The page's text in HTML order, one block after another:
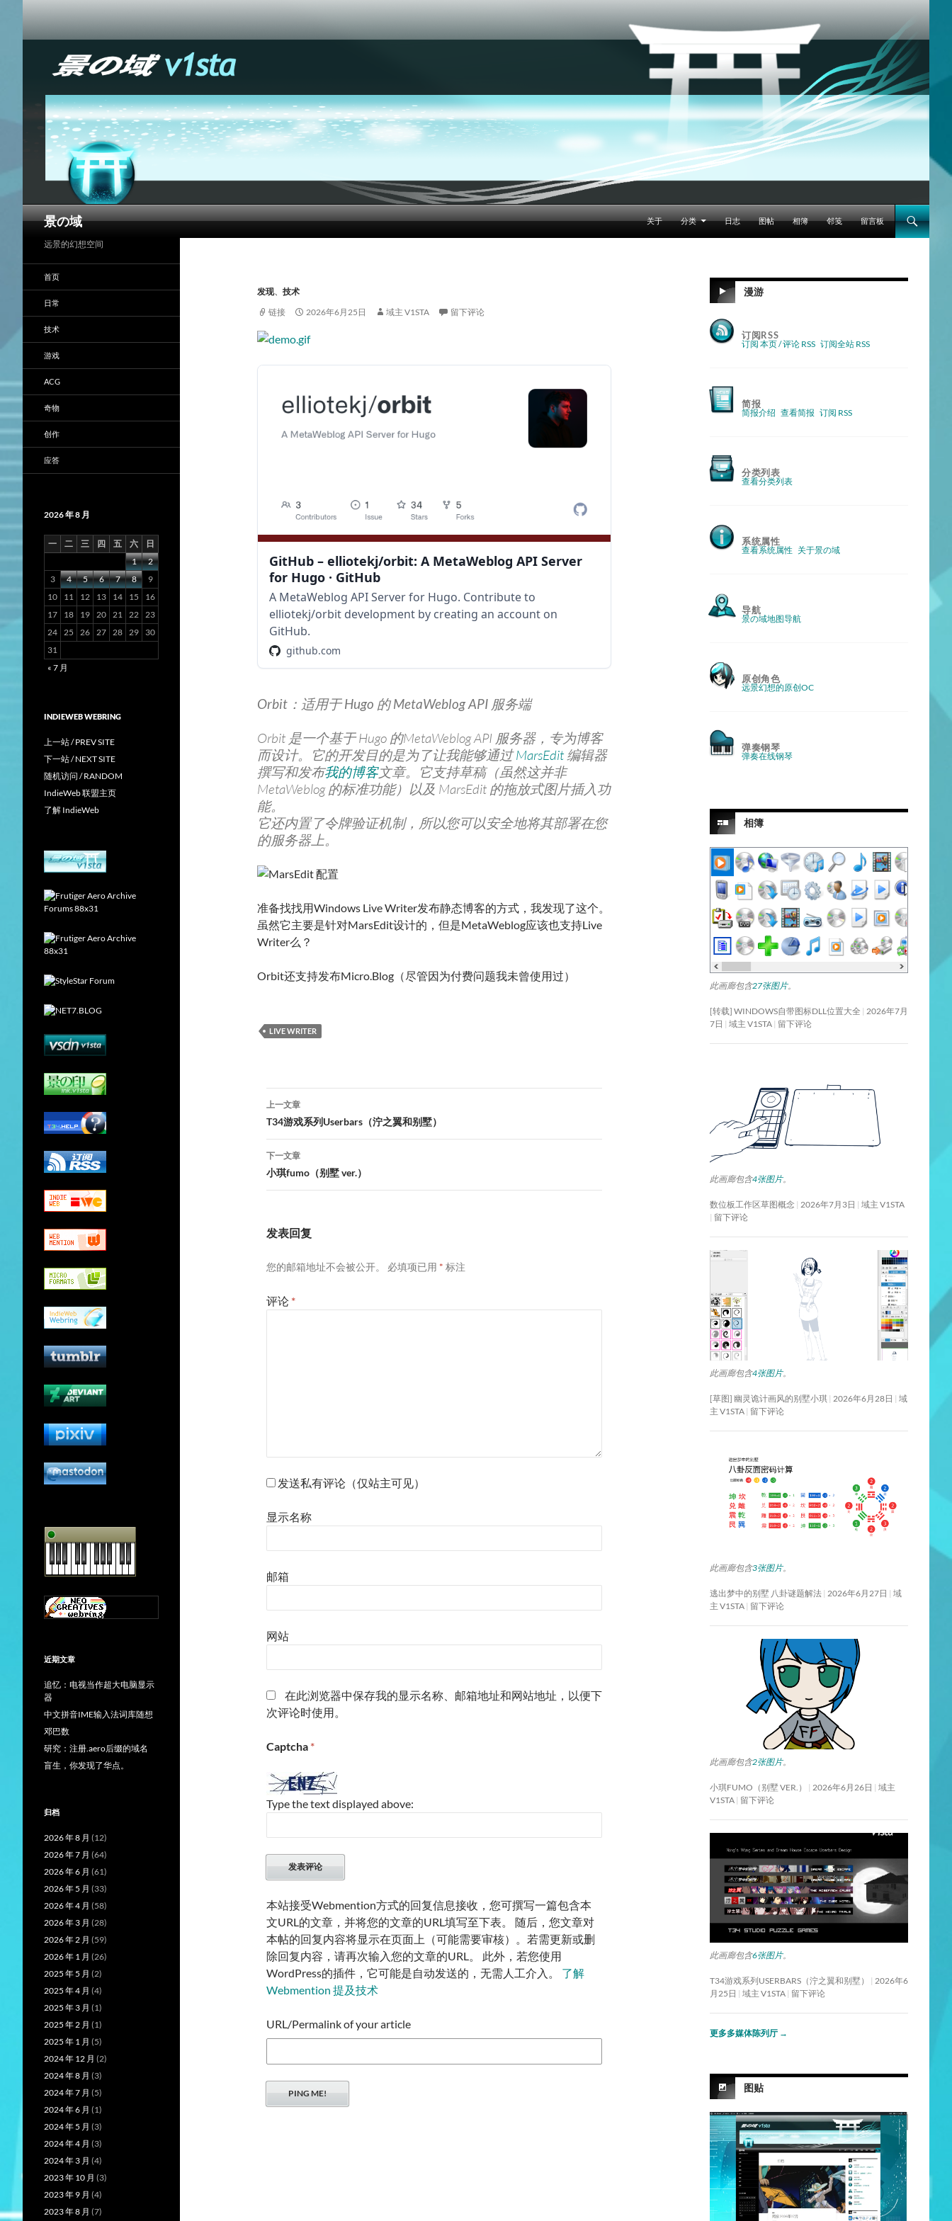
景の域
搜
跳至正文
关于
分类 日志 图帖 相簿 邻笺 留言板
发现、 技术
链接
2026年6月25日 域主 V1STA 留下评论
GitHub – elliotekj/orbit: A MetaWeblog API Server
for Hugo · GitHub
A MetaWeblog API Server for Hugo. Contribute to
elliotekj/orbit development by creating an account on
GitHub.
github.com
Orbit：适用于 Hugo 的 MetaWeblog API 服务端
Orbit 是一个基于 Hugo 的MetaWeblog API 服务器，专为博客
而设计。它的开发目的是为了让我能够通过MarsEdit编辑器
撰写和发布我的博客文章。它支持草稿（虽然这并非
MetaWeblog 的标准功能）以及 MarsEdit 的拖放式图片插入功
能。
它还内置了令牌验证机制，所以您可以安全地将其部署在您
的服务器上。
准备找找用Windows Live Writer发布静态博客的方式，我发现了这个。
虽然它主要是针对MarsEdit设计的，但是MetaWeblog应该也支持Live
Writer么？
Orbit还支持发布Micro.Blog（尽管因为付费问题我未曾使用过）
LIVE WRITER
文
章
导
航
上一文章
T34游戏系列Userbars（泞之翼和别墅）
下一文章
小琪fumo（别墅 ver.）
发表回复
您的邮箱地址不会被公开。 必填项已用 * 标注
评论 *
发送私有评论（仅站主可见）
显示名称
邮箱
网站
在此浏览器中保存我的显示名称、邮箱地址和网站地址，以便下
次评论时使用。
Captcha *
Type the text displayed above:
本站接受Webmention方式的回复信息接收，您可撰写一篇包含本
文URL的文章，并将您的文章的URL填写至下表。 随后，您文章对
本帖的回复内容将显示在页面上（可能需要审核）。若需更新或删
除回复内容，请再次输入您的文章的URL。 此外，若您使用
WordPress的插件，它可能是自动发送的，无需人工介入。 了解
Webmention 提及技术
URL/Permalink of your article
漫游
订阅RSS
订阅 本页 / 评论 RSS 订阅全站 RSS
简报
简报介绍 查看简报 订阅 RSS
分类列表
查看分类列表
系统属性
查看系统属性 关于景の域
导航
景の域地图导航
原创角色
远景幻想的原创OC
弹奏钢琴
弹奏在线钢琴
相簿
此画廊包含27张图片。
[转载] WINDOWS自带图标DLL位置大全 2026年7月
7日
域主 V1STA 留下评论
此画廊包含4张图片。
数位板工作区草图概念 2026年7月3日
域主 V1STA
留下评论
此画廊包含4张图片。
[草图] 幽灵诡计画风的别墅小琪 2026年6月28日
域
主 V1STA 留下评论
此画廊包含3张图片。
逃出梦中的别墅 八卦谜题解法 2026年6月27日
域
主 V1STA 留下评论
此画廊包含2张图片。
小琪FUMO（别墅 VER.） 2026年6月26日
域主
V1STA 留下评论
此画廊包含6张图片。
T34游戏系列USERBARS（泞之翼和别墅）
2026年6
月25日
域主 V1STA 留下评论
更多多媒体陈列厅 →
图贴
远景的幻想空间
首页
日常
技术
游戏
ACG
奇物
创作
应答
2026 年 8 月
一 二 三 四 五 六
日
1
2
3
4 5 6 7 8
9
10
11 12 13 14 15
16
17
18 19 20 21 22 23
24 25 26 27 28 29
30
31
« 7 月
INDIEWEB WEBRING
上一站 / PREV SITE
下一站 / NEXT SITE
随机访问 / RANDOM
IndieWeb 联盟主页
了解 IndieWeb
近期文章
追忆：电视当作超大电脑显示
器
中文拼音IME输入法词库随想
邓巴数
研究：注册.aero后缀的域名
盲生，你发现了华点。
归档
2026 年 8 月 (12)
2026 年 7 月 (64)
2026 年 6 月 (61)
2026 年 5 月 (33)
2026 年 4 月 (58)
2026 年 3 月 (28)
2026 年 2 月 (59)
2026 年 1 月 (26)
2025 年 5 月 (2)
2025 年 4 月 (4)
2025 年 3 月 (1)
2025 年 2 月 (1)
2025 年 1 月 (5)
2024 年 12 月 (2)
2024 年 8 月 (3)
2024 年 7 月 (5)
2024 年 6 月 (1)
2024 年 5 月 (3)
2024 年 4 月 (3)
2024 年 3 月 (4)
2023 年 10 月 (3)
2023 年 9 月 (4)
2023 年 8 月 (7)